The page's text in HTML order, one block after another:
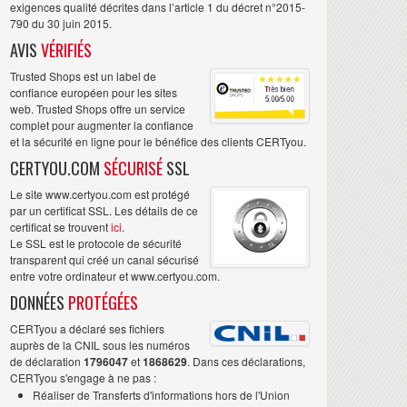
exigences qualité décrites dans l’article 1 du décret n°2015-
790 du 30 juin 2015.
AVISVÉRIFIÉS
Trusted Shops est un label de
confiance européen pour les sites
web. Trusted Shops offre un service
complet pour augmenter la confiance
et la sécurité en ligne pour le bénéfice des clients CERTyou.
CERTYOU.COM SÉCURISÉSSL
Le site www.certyou.com est protégé
par un certificat SSL. Les détails de ce
certificat se trouventici.
Le SSL est le protocole de sécurité
transparent qui créé un canal sécurisé
entre votre ordinateur et www.certyou.com.
DONNÉES PROTÉGÉES
CERTyou a déclaré ses fichiers
auprès de la CNIL sous les numéros
de déclaration 1796047et1868629. Dans ces déclarations,
CERTyou s'engage à ne pas :
Réaliser de Transferts d'informations hors de l'Union